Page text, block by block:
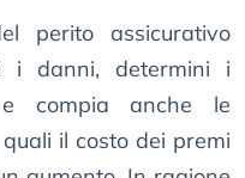
perito assicurativo
i danni, determini i
e compia anche le
il costo dei premi